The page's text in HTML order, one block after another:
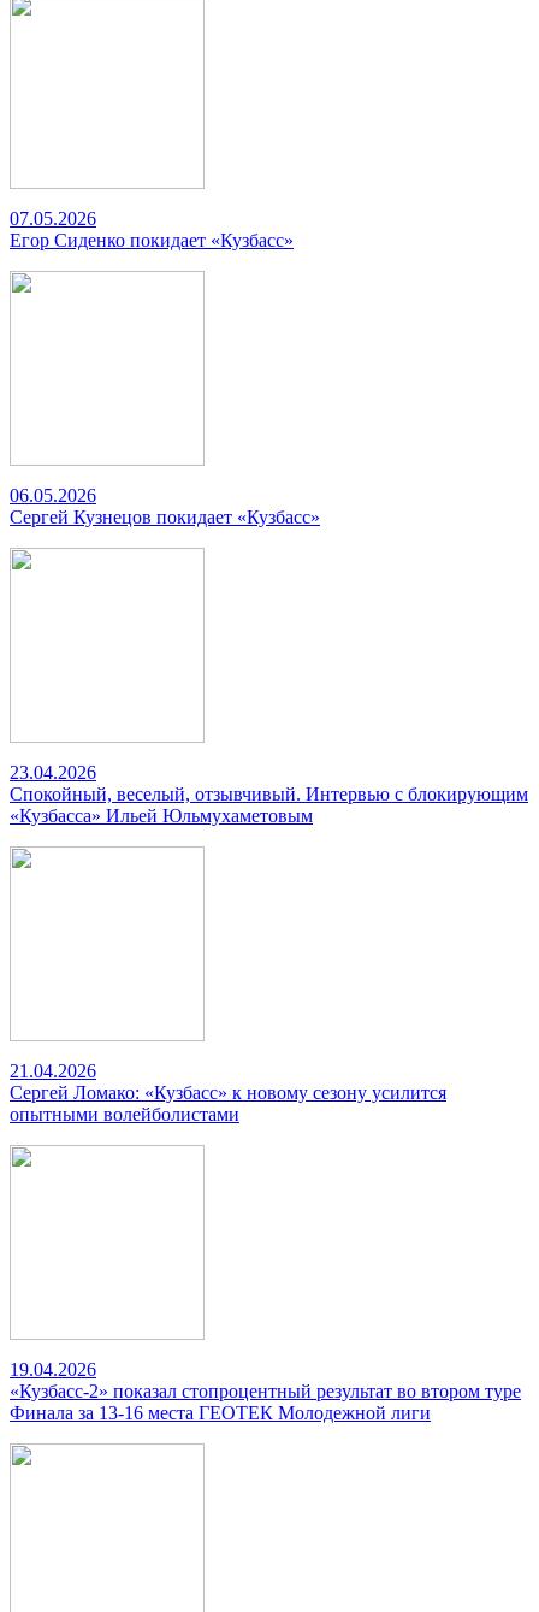
07.05.2026
Егор Сиденко покидает «Кузбасс»
06.05.2026
Сергей Кузнецов покидает «Кузбасс»
23.04.2026
Спокойный, веселый, отзывчивый. Интервью с блокирующим
«Кузбасса» Ильей Юльмухаметовым
21.04.2026
Сергей Ломако: «Кузбасс» к новому сезону усилится
опытными волейболистами
19.04.2026
«Кузбасс-2» показал стопроцентный результат во втором туре
Финала за 13-16 места ГЕОТЕК Молодежной лиги